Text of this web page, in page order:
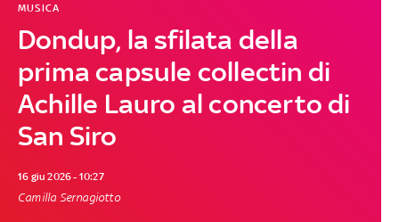
Dondup, la sfilata della
prima capsule collectin di
Achille Lauro al concerto di
San Siro
MUSICA
16 giu 2026 - 10:27
Camilla Sernagiotto